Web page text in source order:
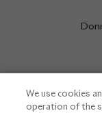
We use cookies
operation of the